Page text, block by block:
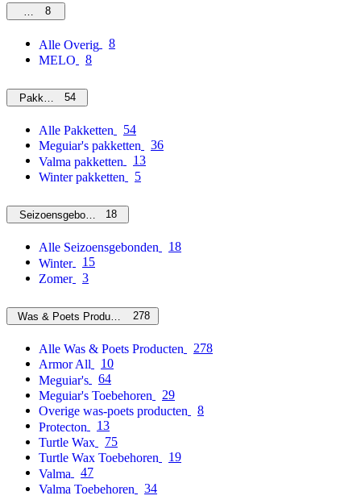
Overig
8
Alle Overig
8
MELO
8
Pakketten54
Alle Pakketten
54
Meguiar's pakketten
36
Valma pakketten
13
Winter pakketten
5
Seizoensgebonden18
Alle Seizoensgebonden
18
Winter
15
Zomer
3
Was & Poets Producten 278
Alle Was & Poets Producten
278
Armor All
10
Meguiar's
64
Meguiar's Toebehoren
29
Overige was-poets producten
8
Protecton
13
Turtle Wax
75
Turtle Wax Toebehoren
19
Valma
47
Valma Toebehoren
34